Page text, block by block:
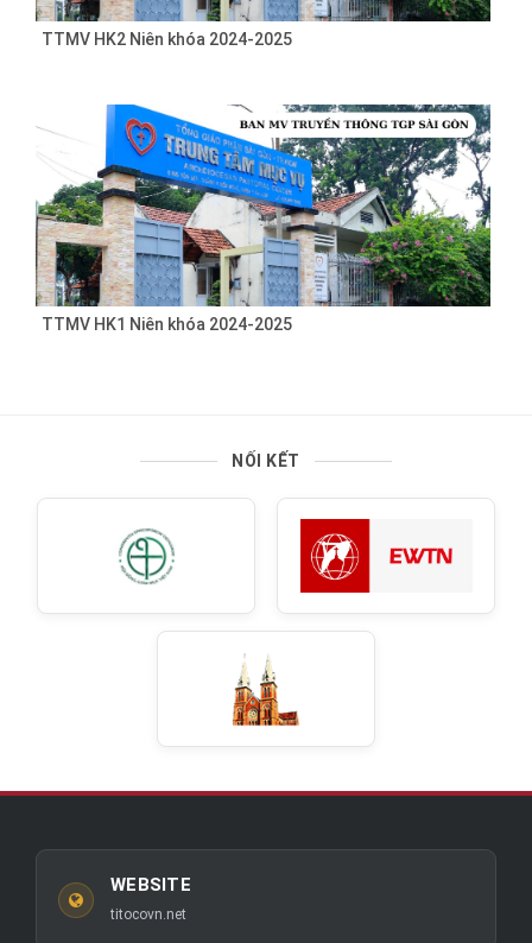
TTMV HK2 Niên khóa 2024-2025
TTMV HK1 Niên khóa 2024-2025
NỐI KẾT
WEBSITE
titocovn.net